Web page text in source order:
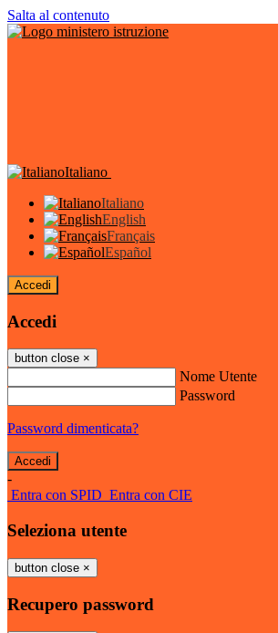
Salta al contenuto
Italiano
Italiano
English
Français
Español
Accedi
Accedi
button close ×
Nome Utente
Password
Password dimenticata?
-
Entra con SPID Entra con CIE
Seleziona utente
button close ×
Recupero password